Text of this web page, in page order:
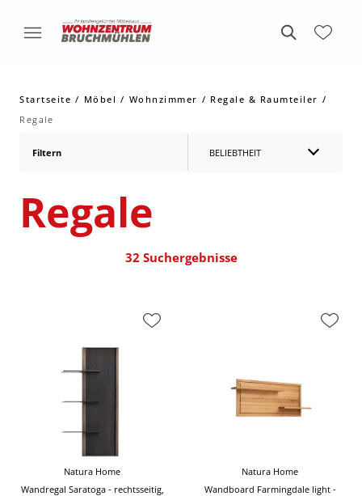
Startseite Möbel Wohnzimmer
Regale & Raumteiler
Regale
Filtern BELIEBTHEIT
Regale
32 Suchergebnisse
Natura Home
Wandregal Saratoga - rechtsseitig,
Natura Home
Wandboard Farmingdale light -